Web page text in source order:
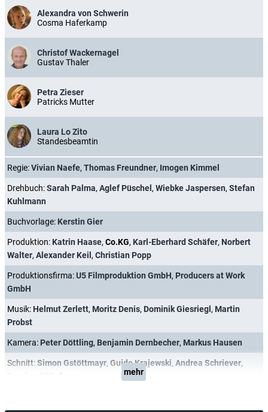
Alexandra von Schwerin
Cosma Haferkamp
Christof Wackernagel
Gustav Thaler
Petra Zieser
Patricks Mutter
Laura Lo Zito
Standesbeamtin
Regie:Vivian Naefe, Thomas Freundner, Imogen Kimmel
Drehbuch:Sarah Palma, Aglef Püschel , Wiebke Jaspersen, Stefan
Kuhlmann
Buchvorlage: Kerstin Gier
Produktion: Katrin Haase, Co.KG, Karl-Eberhard Schäfer, Norbert
Walter, Alexander Keil , Christian Popp
Produktionsfirma:U5 Filmproduktion GmbH, Producers at Work
GmbH
Musik: Helmut Zerlett, Moritz Denis, Dominik Giesriegl , Martin
Probst
Kamera: Peter Döttling, Benjamin Dernbecher, Markus Hausen
Schnitt:Simon Gstöttmayr, Guido Krajewski, Andrea Schriever,
mehr